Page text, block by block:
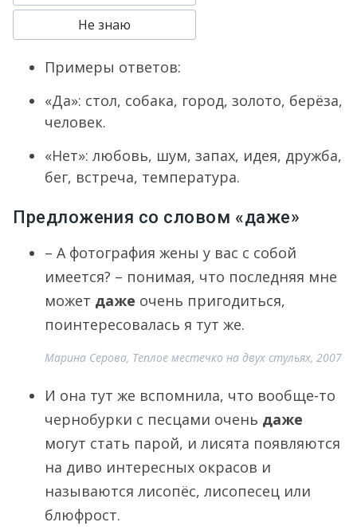
Не знаю
Примеры ответов:
«Да»: стол, собака, город, золото, берёза,
человек.
«Нет»: любовь, шум, запах, идея, дружба,
бег, встреча, температура.
Предложения со словом «даже»
– А фотография жены у вас с собой
имеется? – понимая, что последняя мне
может даже очень пригодиться,
поинтересовалась я тут же.
Марина Серова, Теплое местечко на двух стульях, 2007
И она тут же вспомнила, что вообще-то
чернобурки с песцами очень даже
могут стать парой, и лисята появляются
на диво интересных окрасов и
называются лисопёс, лисопесец или
блюфрост.